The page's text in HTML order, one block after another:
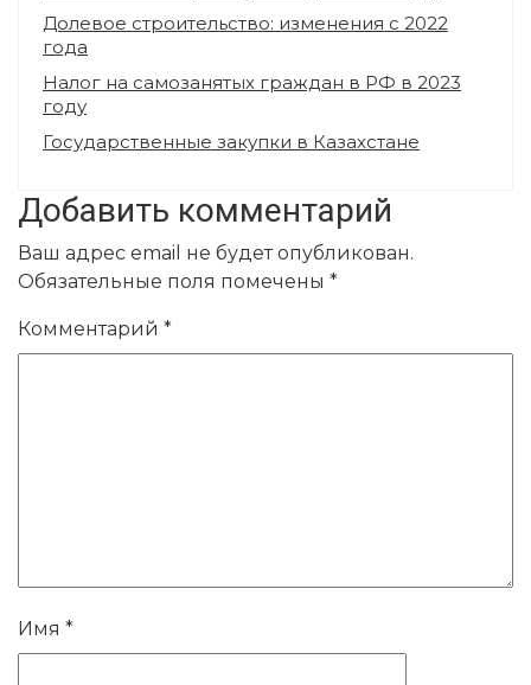
Долевое строительство: изменения с 2022
года
Налог на самозанятых граждан в РФ в 2023
году
Государственные закупки в Казахстане
Добавить комментарий
Ваш адрес email не будет опубликован.
Обязательные поля помечены *
Комментарий *
Имя *